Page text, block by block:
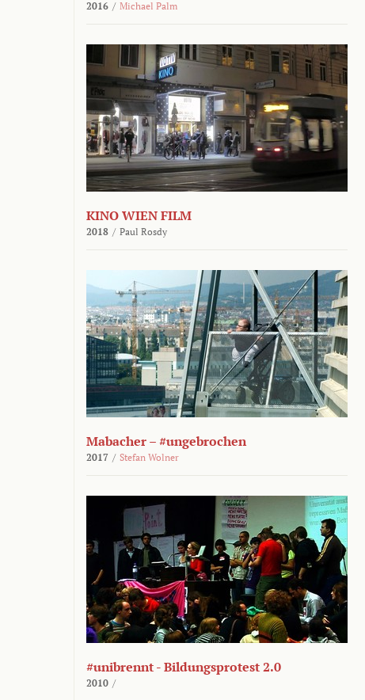
2016 / Michael Palm
KINO WIEN FILM
2018 / Paul Rosdy
Mabacher – #ungebrochen
2017 / Stefan Wolner
#unibrennt - Bildungsprotest 2.0
2010 /